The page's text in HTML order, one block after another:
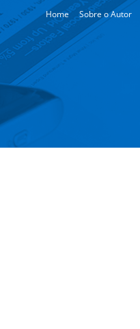
Home Sobre o Autor